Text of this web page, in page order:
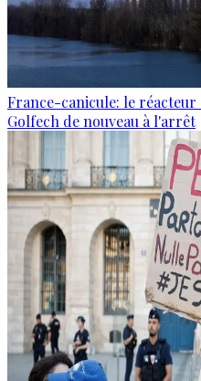
France-canicule: le
Golfech de nouveau à l'arrêt